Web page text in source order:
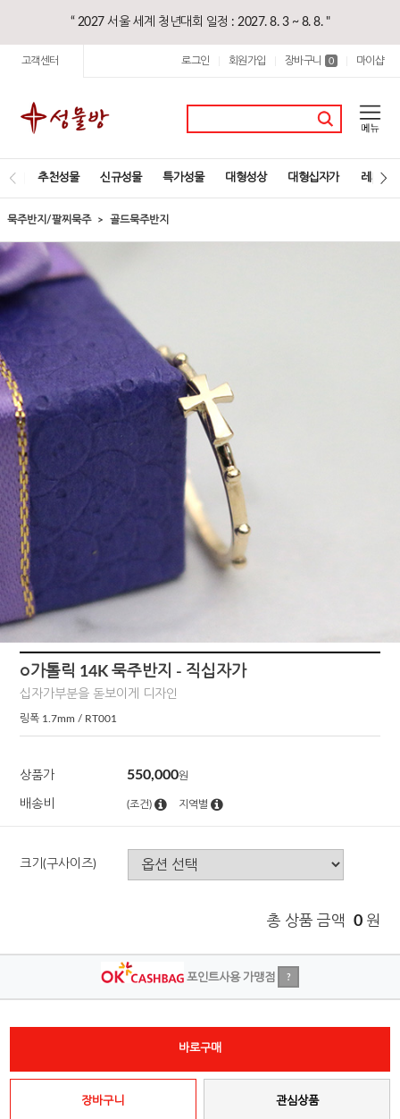
“ 2027 서울 세계 청년대회 일정 : 2027. 8. 3 ~ 8. 8. "
고객센터 로그인 회원가입 장바구니 0 마이샵
추천성물 신규성물 특가성물 대형성상 대형십자가 레지오
묵주반지/팔찌묵주 골드묵주반지
○가톨릭 14K 묵주반지 - 직십자가
십자가부분을 돋보이게 디자인
링폭 1.7mm / RT001
상품가 550,000원
배송비 (조건) 지역별
크기(구사이즈)
총 상품 금액 0 원
포인트사용 가맹점 ?
바로구매
장바구니 관심상품